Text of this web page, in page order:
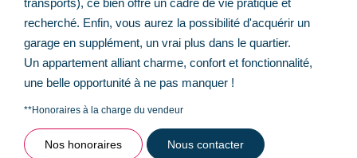
recherché. Enfin, vous aurez la possibilité d'acquérir un
garage en supplément, un vrai plus dans le quartier.
Un appartement alliant charme, confort et fonctionnalité,
une belle opportunité à ne pas manquer !
**Honoraires à la charge du vendeur
Nos honoraires Nous contacter